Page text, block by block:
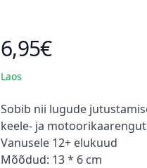
Toote hind
6,95€
Laos
Kirjeldus
Sobib nii lugude
keele- ja
Vanusele 12+ elukuud
Mõõdud: 13 * 6 cm